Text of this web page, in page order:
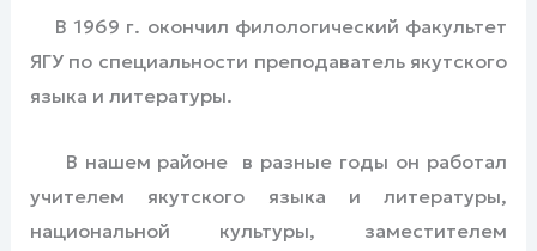
В 1969 г. окончил филологический факультет
ЯГУ по специальности преподаватель якутского
языка и литературы.
В нашем районе в разные годы он работал
учителем якутского языка и литературы,
национальной культуры, заместителем